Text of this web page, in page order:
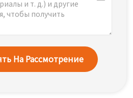
На Рассмотрение